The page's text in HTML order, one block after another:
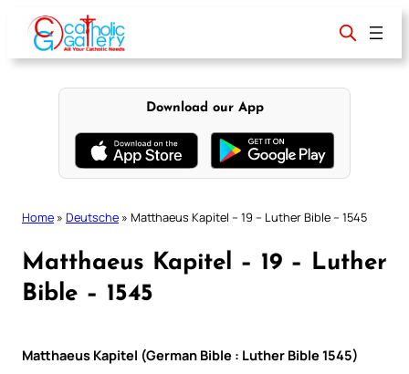
content
Download our App
Home » Deutsche » Matthaeus Kapitel – 19 – Luther Bible – 1545
Matthaeus Kapitel – 19 – Luther
Bible – 1545
Matthaeus Kapitel (German Bible : Luther Bible 1545)